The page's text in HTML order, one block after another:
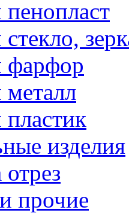
фарфор
изделия
прочие